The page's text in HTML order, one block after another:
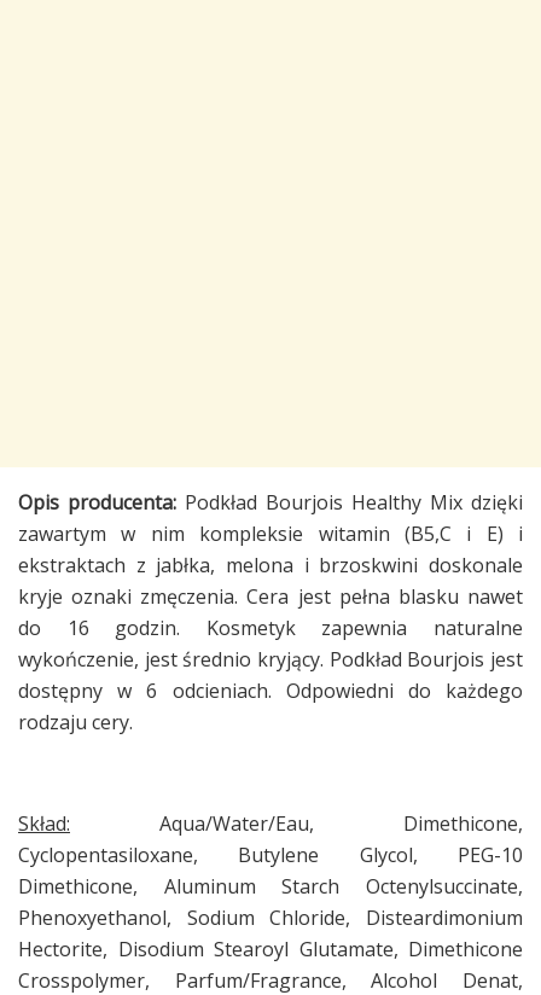
Opis producenta: Podkład Bourjois Healthy Mix dzięki
zawartym w nim kompleksie witamin (B5,C i E) i
ekstraktach z jabłka, melona i brzoskwini doskonale
kryje oznaki zmęczenia. Cera jest pełna blasku nawet
do 16 godzin. Kosmetyk zapewnia naturalne
wykończenie, jest średnio kryjący. Podkład Bourjois jest
dostępny w 6 odcieniach. Odpowiedni do każdego
rodzaju cery.
Skład: Aqua/Water/Eau, Dimethicone,
Cyclopentasiloxane, Butylene Glycol, PEG-10
Dimethicone, Aluminum Starch Octenylsuccinate,
Phenoxyethanol, Sodium Chloride, Disteardimonium
Hectorite, Disodium Stearoyl Glutamate, Dimethicone
Crosspolymer, Parfum/Fragrance, Alcohol Denat,